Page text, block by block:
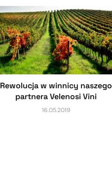
Rewolucja w winnicy naszego
partnera Velenosi Vini
16.05.2019